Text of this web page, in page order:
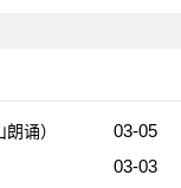
03-05
诵）
03-03